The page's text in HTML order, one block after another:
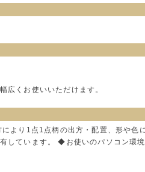
広くお使いいただけます。
より1点1点柄の出方・配置、形や
しています。 ◆お使いのパソコン環